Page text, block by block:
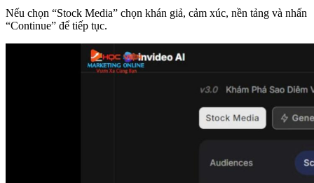
Nếu chọn “Stock Media” chọn khán giả, cảm xúc, nền tảng và nhấn
“Continue” để tiếp tục.